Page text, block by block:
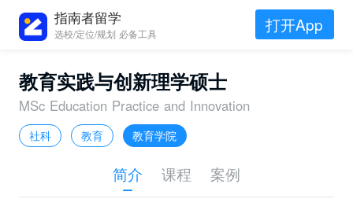
指南者留学
选校/定位/规划 必备工具 打开App
教育实践与创新理学硕士
MSc Education Practice and Innovation
社科 教育 教育学院
简介 课程 案例